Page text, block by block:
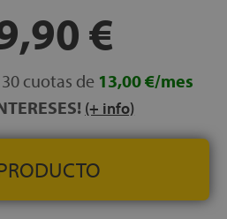
noches
€
cuotas de 13,00 €/mes
(+ info)